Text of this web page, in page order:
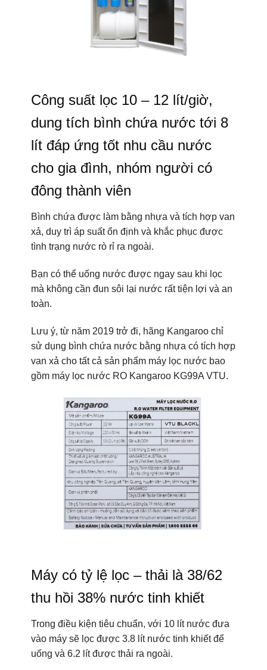
Công suất lọc 10 – 12 lít/giờ,
dung tích bình chứa nước tới 8
lít đáp ứng tốt nhu cầu nước
cho gia đình, nhóm người có
đông thành viên
Bình chứa được làm bằng nhựa và tích hợp van
xả, duy trì áp suất ổn định và khắc phục được
tình trạng nước rò rỉ ra ngoài.
Bạn có thể uống nước được ngay sau khi lọc
mà không cần đun sôi lại nước rất tiện lợi và an
toàn.
Lưu ý, từ năm 2019 trở đi, hãng Kangaroo chỉ
sử dụng bình chứa nước bằng nhựa có tích hợp
van xả cho tất cả sản phẩm máy lọc nước bao
gồm máy lọc nước RO Kangaroo KG99A VTU.
Máy có tỷ lệ lọc – thải là 38/62
thu hồi 38% nước tinh khiết
Trong điều kiện tiêu chuẩn, với 10 lít nước đưa
vào máy sẽ lọc được 3.8 lít nước tinh khiết để
uống và 6.2 lít được thải ra ngoài.